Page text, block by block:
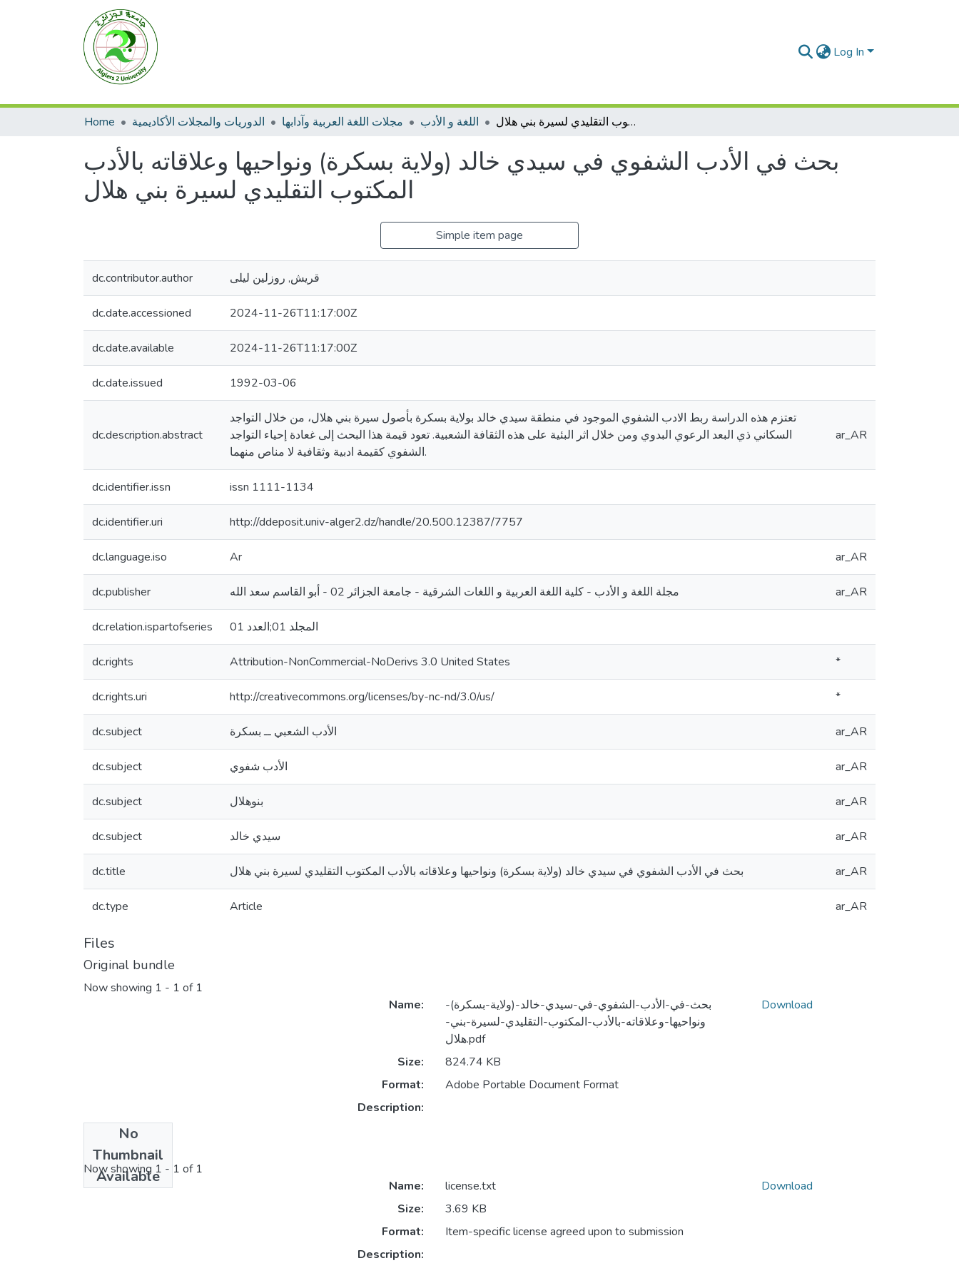
Log In
Home الدوريات والمجلات الأكاديمية مجلات اللغة العربية وآدابها اللغة و الأدب بحث في الأدب الشفوي في سيدي خالد (ولاية بسكرة) ونواحيها وعلاقاته بالأدب المكتوب التقليدي لسيرة بني هلال
بحث في الأدب الشفوي في سيدي خالد (ولاية بسكرة) ونواحيها وعلاقاته بالأدب
المكتوب التقليدي لسيرة بني هلال
Simple item page
dc.contributor.author قريش, روزلين ليلى
dc.date.accessioned 2024-11-26T11:17:00Z
dc.date.available 2024-11-26T11:17:00Z
dc.date.issued 1992-03-06
dc.description.abstract
تعتزم هذه الدراسة ربط الادب الشفوي الموجود في منطقة سيدي خالد بولاية بسكرة بأصول سيرة بني هلال، من خلال التواجد
السكاني ذي البعد الرعوي البدوي ومن خلال اثر البئية على هذه الثقافة الشعبية. تعود قيمة هذا البحث إلى غعادة إحياء التواجد
الشفوي كقيمة ادبية وثقافية لا مناص منهما.
ar_AR
dc.identifier.issn issn 1111-1134
dc.identifier.uri http://ddeposit.univ-alger2.dz/handle/20.500.12387/7757
dc.language.iso Ar ar_AR
dc.publisher مجلة اللغة و الأدب - كلية اللغة العربية و اللغات الشرقية - جامعة الجزائر 02 - أبو القاسم سعد الله ar_AR
dc.relation.ispartofseries المجلد 01;العدد 01
dc.rights Attribution-NonCommercial-NoDerivs 3.0 United States *
dc.rights.uri http://creativecommons.org/licenses/by-nc-nd/3.0/us/ *
dc.subject الأدب الشعبي ــ بسكرة ar_AR
dc.subject الأدب شفوي ar_AR
dc.subject بنوهلال ar_AR
dc.subject سيدي خالد ar_AR
dc.title بحث في الأدب الشفوي في سيدي خالد (ولاية بسكرة) ونواحيها وعلاقاته بالأدب المكتوب التقليدي لسيرة بني هلال ar_AR
dc.type Article ar_AR
Files
Original bundle
Now showing 1 - 1 of 1
No
Thumbnail
Available
Name:
بحث-في-الأدب-الشفوي-في-سيدي-خالد-(ولاية-بسكرة)-
ونواحيها-وعلاقاته-بالأدب-المكتوب-التقليدي-لسيرة-بني-
هلال.pdf
Size:
824.74 KB
Format:
Adobe Portable Document Format
Description:
Download
License bundle
Now showing 1 - 1 of 1
Name:
license.txt
Size:
3.69 KB
Format:
Item-specific license agreed upon to submission
Description:
Download